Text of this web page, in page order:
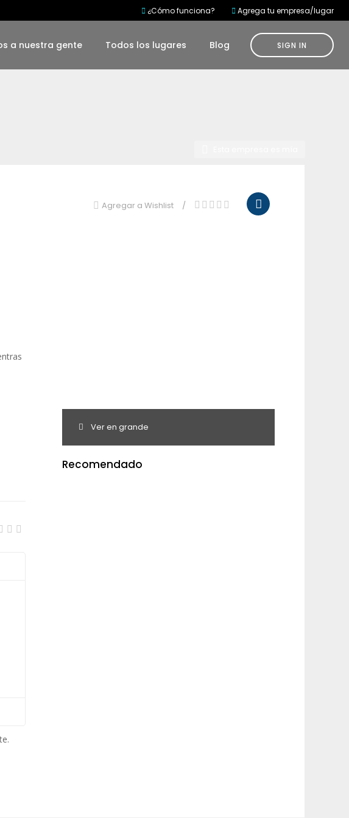
¿Cómo funciona? Agrega tu empresa/lugar
a nuestra gente Todos los lugares Blog SIGN IN
Agregar a Wishlist
Ver en grande
Recomendado